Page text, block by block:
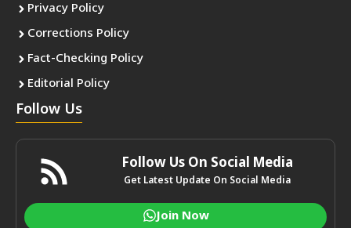
Privacy Policy
Corrections Policy
Fact-Checking Policy
Editorial Policy
Follow Us
Follow Us On Social Media
Get Latest Update On Social Media
Join Now